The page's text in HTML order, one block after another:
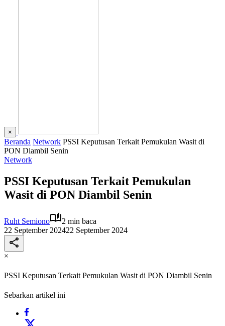
×
Beranda Network PSSI Keputusan Terkait Pemukulan Wasit di
PON Diambil Senin
Network
PSSI Keputusan Terkait Pemukulan
Wasit di PON Diambil Senin
Ruht Semiono
2 min baca
22 September 202422 September 2024
×
PSSI Keputusan Terkait Pemukulan Wasit di PON Diambil Senin
Sebarkan artikel ini